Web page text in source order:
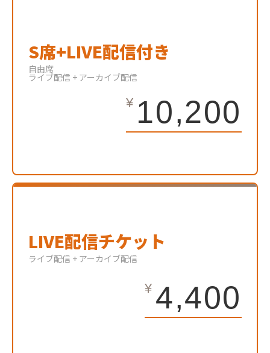
S席+LIVE配信付き
自由席
ライブ配信 + アーカイブ配信
10,200
LIVE配信チケット
ライブ配信 + アーカイブ配信
4,400